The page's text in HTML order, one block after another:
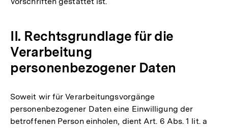
II. Rechtsgrundlage für die
Verarbeitung
personenbezogener Daten
Soweit wir für Verarbeitungsvorgänge
personenbezogener Daten eine Einwilligung der
betroffenen Person einholen, dient Art. 6 Abs. 1 lit. a